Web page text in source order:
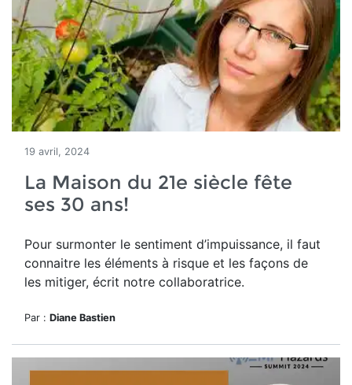
19 avril, 2024
La Maison du 21e siècle fête
ses 30 ans!
Pour surmonter le sentiment d’impuissance, il faut
connaitre les éléments à risque et les façons de
les mitiger, écrit notre collaboratrice.
Par : Diane Bastien